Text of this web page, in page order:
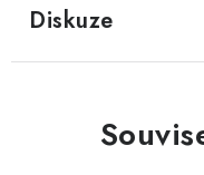
Diskuze